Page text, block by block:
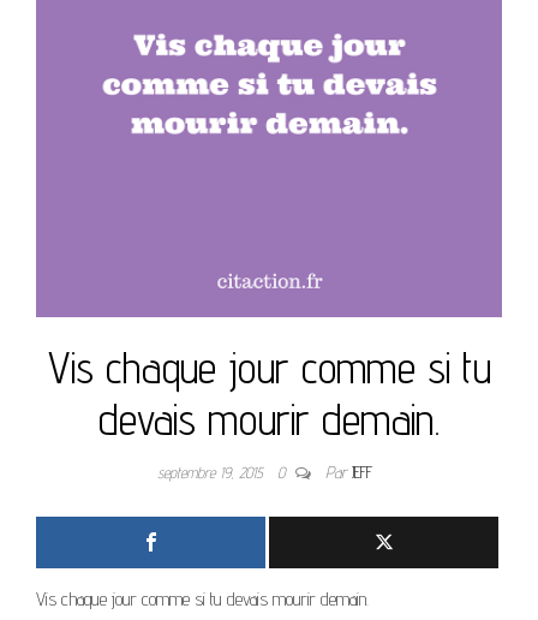
Vis chaque jour comme si tu
devais mourir demain.
septembre 19, 2015 0 ParJEFF
Vis chaque jour comme si tu devais mourir demain.